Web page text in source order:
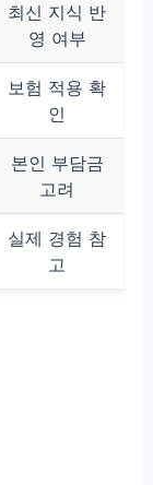
최신 지식 반
영 여부
보험 적용 확
인
본인 부담금
고려
실제 경험 참
고